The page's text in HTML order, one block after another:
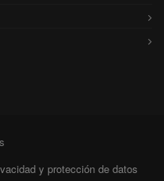
y protección de datos